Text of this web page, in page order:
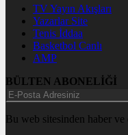
TV Yayın Akışları
Yazarlar Site
Tenis İddaa
Basketbol Canlı
AMP
BÜLTEN ABONELİĞİ
Bu web sitesinden haber